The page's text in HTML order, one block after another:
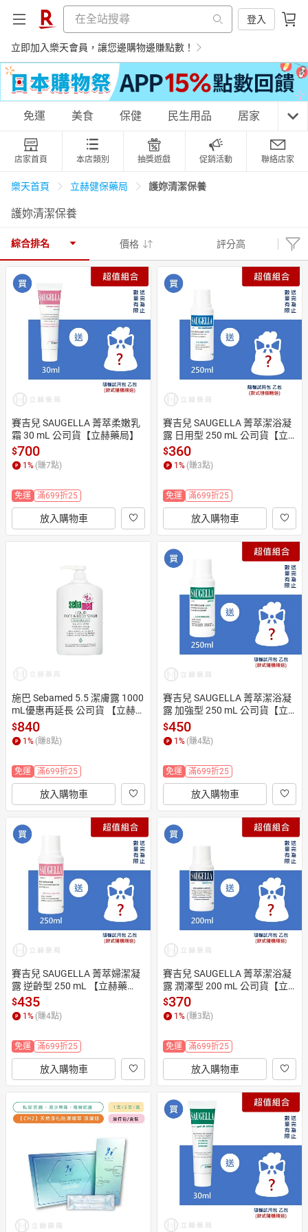
登入
立即加入樂天會員，讓您邊購物邊賺點數！
購物網分類
天天免運 美食蛋糕 養生保健
居家生活 3C家電 親子玩具
女裝
日本購物 電子/紙本書
HOT
免運 美食 保健 民生用品 居家 3C
店家首頁 本店類別 抽獎遊戲 促銷活動 聯絡店家
樂天首頁 立赫健保藥局 護妳清潔保養
護妳清潔保養
綜合排名 價格 評分高
賽吉兒 SAUGELLA 菁萃柔嫩乳
霜 30 mL 公司貨【立赫藥局】
$700
1 % (賺7點)
免運 滿699折25
放入購物車
賽吉兒 SAUGELLA 菁萃潔浴凝
露 日用型 250 mL 公司貨【立
赫藥局】
$360
1 % (賺3點)
免運 滿699折25
放入購物車
施巴 Sebamed 5.5 潔膚露 1000
mL優惠再延長 公司貨 【立赫藥
局】
$840
1% (賺8點)
免運 滿699折25
放入購物車
賽吉兒 SAUGELLA 菁萃潔浴凝
露 加強型 250 mL 公司貨【立
赫藥局】
$450
1% (賺4點)
免運 滿699折25
放入購物車
賽吉兒 SAUGELLA 菁萃婦潔凝
露 逆齡型 250 mL 【立赫藥
局】
$435
1 % (賺4點)
免運 滿699折25
放入購物車
賽吉兒 SAUGELLA 菁萃潔浴凝
露 潤澤型 200 mL 公司貨【立
赫藥局】
$370
1 % (賺3點)
免運 滿699折25
放入購物車